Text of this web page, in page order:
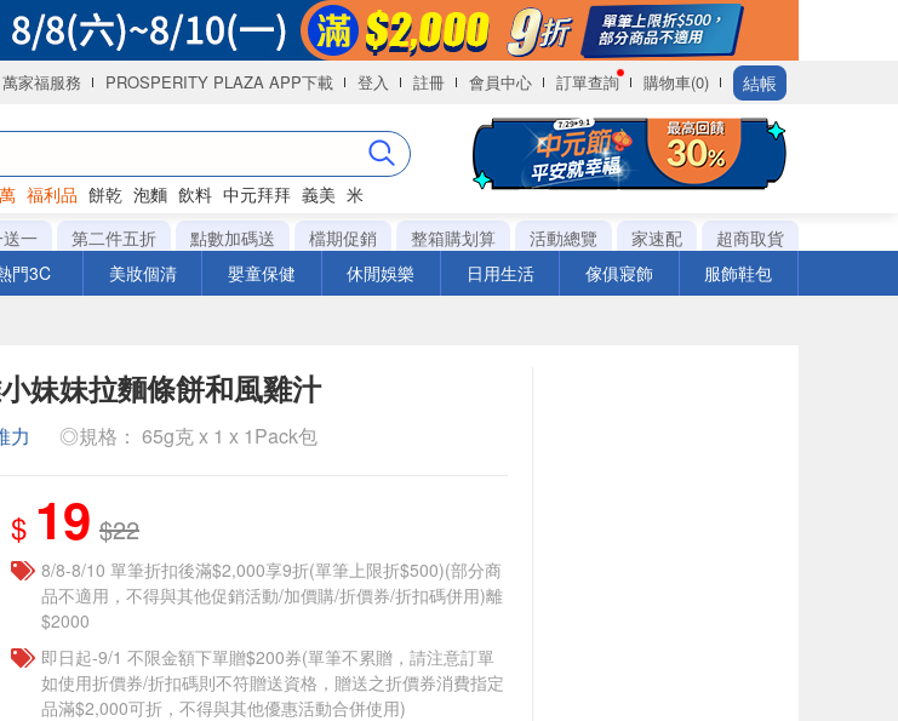
萬家福服務 PROSPERITY PLAZA APP下載 登入 註冊 會員中心 訂單查詢 購物車(0) 結帳
福利品 餅乾 泡麵 飲料 中元拜拜 義美 米
一 第二件五折 點數加碼送 檔期促銷 整箱購划算 活動總覽 家速配
超商取貨
門3C 美妝個清 嬰童保健 休閒娛樂 日用生活 傢俱寢飾 服飾鞋包
妹妹拉麵條餅和風雞汁
力 ◎規格： 65g克 x 1 x 1Pack包
$ 19 $22
8/8-8/10 單筆折扣後滿$2,000享9折(單筆上限折$500)(部分商
品不適用，不得與其他促銷活動/加價購/折價券/折扣碼併用)離
$2000
即日起-9/1 不限金額下單贈$200券(單筆不累贈，請注意訂單
如使用折價券/折扣碼則不符贈送資格，贈送之折價券消費指定
品滿$2,000可折，不得與其他優惠活動合併使用)